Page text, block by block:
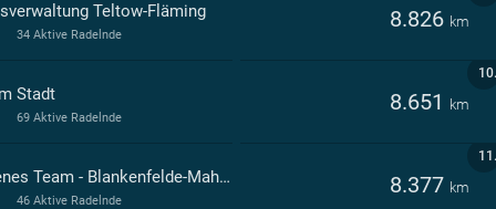
Teltow-Fläming 8.826 km
34 Aktive Radelnde
10.
Stadt 8.651 km
69 Aktive Radelnde
11.
Offenes Team - Blankenfelde-Mahlow 8.377 km
46 Aktive Radelnde